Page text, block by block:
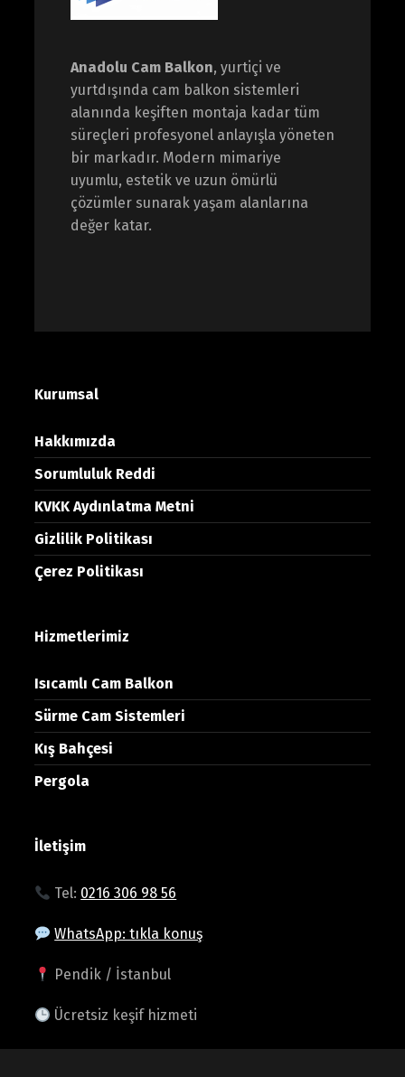
Anadolu Cam Balkon, yurtiçi ve
yurtdışında cam balkon sistemleri
alanında keşiften montaja kadar tüm
süreçleri profesyonel anlayışla yöneten
bir markadır. Modern mimariye
uyumlu, estetik ve uzun ömürlü
çözümler sunarak yaşam alanlarına
değer katar.
Kurumsal
Hakkımızda
Sorumluluk Reddi
KVKK Aydınlatma Metni
Gizlilik Politikası
Çerez Politikası
Hizmetlerimiz
Isıcamlı Cam Balkon
Sürme Cam Sistemleri
Kış Bahçesi
Pergola
İletişim
Tel: 0216 306 98 56
WhatsApp: tıkla konuş
Pendik / İstanbul
Ücretsiz keşif hizmeti